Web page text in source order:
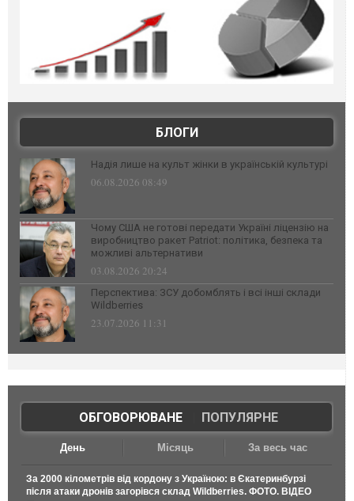
БЛОГИ
Надія лише на культ жінки в українській культурі
06.08.2026 08:49
Чому США не готові передати Україні ліцензію на
виробництво ракет Patriot: політика, безпека та
можливі альтернативи
03.08.2026 20:24
Перспектива: ЗСУ добомблять і всі інші склади
Wildberries
23.07.2026 11:31
ОБГОВОРЮВАНЕ| ПОПУЛЯРНЕ
День Місяць За весь час
За 2000 кілометрів від кордону з Україною: в Єкатеринбурзі
після атаки дронів загорівся склад Wildberries. ФОТО. ВІДЕО